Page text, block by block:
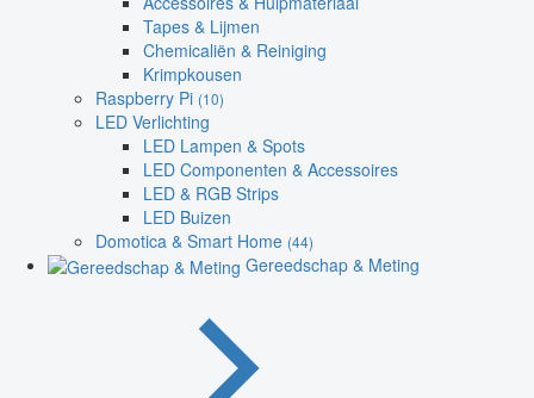
Tapes & Lijmen
Chemicaliën & Reiniging
Krimpkousen
Raspberry Pi (10)
LED Verlichting
LED Lampen & Spots
LED Componenten & Accessoires
LED & RGB Strips
LED Buizen
Domotica & Smart Home (44)
Gereedschap & Meting